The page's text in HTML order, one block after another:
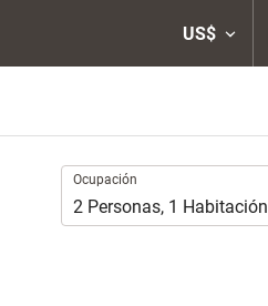
US$
Ocupación
Ocupación
2 Personas, 1 Habitación